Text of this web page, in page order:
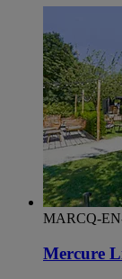
MARCQ-
Mercure